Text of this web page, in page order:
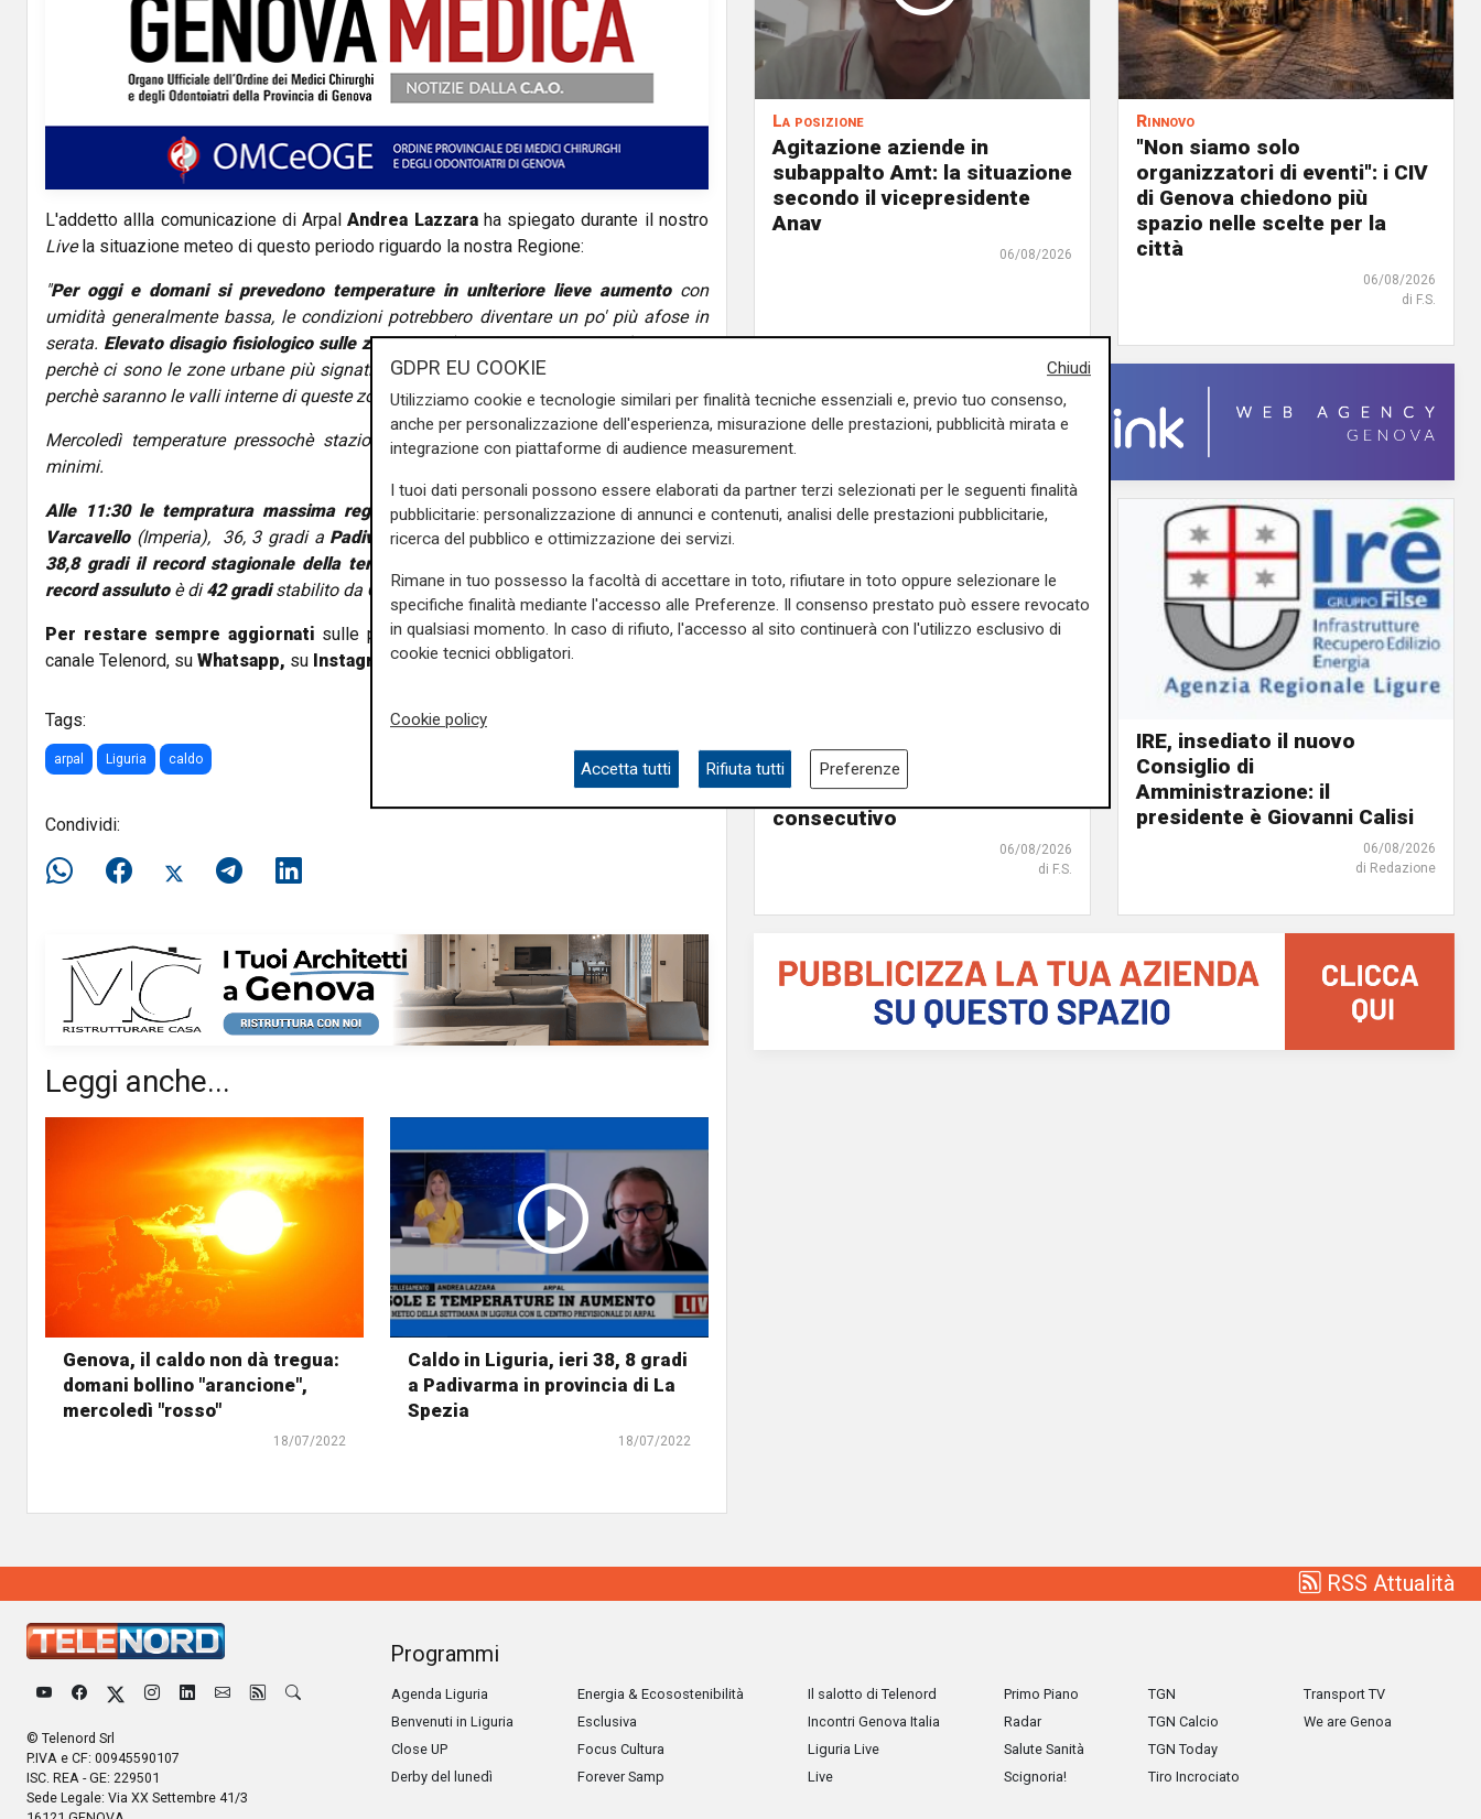
d
e
o
L'addetto allla comunicazione di ArpalAndrea Lazzaraha spiegato durante il nostro
Live la situazione meteo di questo periodo riguardo la nostra Regione:
"Per oggi e domani si prevedono temperature in unlteriore lieve aumentocon
umidità generalmente bassa, le condizioni potrebbero diventare un po' più afose in
serata. Elevato disagio fisiologico sulle zone ABC (quasi tutta la regione)non solo
perchè ci sono le zone urbane più signative del nostro territorio regionale ma anche
perchè saranno le valli interne di queste zone a risentirne maggiormente.
Mercoledì temperature pressochè stazionarie con un lieve calo specie nei valori
minimi.
Alle 11:30 le tempratura massima registrata era di 37 gradi a Diano Castello
Varcavello(Imperia), 36, 3 gradi a Padivarma( La Spezia) che ieriha battuto con
38,8 gradi il record stagionale della temperatura più elevata del 2022
record assulutoè di42 gradistabilito da Castelnuovo Magra(La Spezia)".
Per restare sempre aggiornati sulle principali notizie sulla Liguria seguiteci sul
canale Telenord, su Whatsapp, su Instagram,suYoutubee suFacebook
Tags:
arpal Liguria caldo
Condividi:
Leggi anche...
Genova, il caldo non dà tregua:
domani bollino "arancione",
mercoledì "rosso"
18/07/2022
Caldo in Liguria, ieri 38, 8 gradi
a Padivarma in provincia di La
Spezia
18/07/2022
La posizione
Agitazione aziende in
subappalto Amt: la situazione
secondo il vicepresidente
Anav
06/08/2026
Rinnovo
"Non siamo solo
organizzatori di eventi": i CIV
di Genova chiedono più
spazio nelle scelte per la
città
06/08/2026
di F.S.
Caldo in Liguria, bollino rosso
anche sabato: settimo giorno
consecutivo
06/08/2026
di F.S.
IRE, insediato il nuovo
Consiglio di
Amministrazione: il
presidente è Giovanni Calisi
06/08/2026
di Redazione
RSS Attualità
© Telenord Srl
P.IVA e CF: 00945590107
ISC. REA - GE: 229501
Sede Legale: Via XX Settembre 41/3
Programmi
Agenda Liguria
Benvenuti in Liguria
Close UP
Derby del lunedì
Energia & Ecosostenibilità
Esclusiva
Focus Cultura
Forever Samp
Il salotto di Telenord
Incontri Genova Italia
Liguria Live
Live
Primo Piano
Radar
Salute Sanità
Scignoria!
TGN
TGN Calcio
TGN Today
Tiro Incrociato
Transport TV
We are Genoa
Chiudi
GDPR EU COOKIE
Utilizziamo cookie e tecnologie similari per finalità tecniche essenziali e, previo tuo consenso,
anche per personalizzazione dell'esperienza, misurazione delle prestazioni, pubblicità mirata e
integrazione con piattaforme di audience measurement.
I tuoi dati personali possono essere elaborati da partner terzi selezionati per le seguenti finalità
pubblicitarie: personalizzazione di annunci e contenuti, analisi delle prestazioni pubblicitarie,
ricerca del pubblico e ottimizzazione dei servizi.
Rimane in tuo possesso la facoltà di accettare in toto, rifiutare in toto oppure selezionare le
specifiche finalità mediante l'accesso alle Preferenze. Il consenso prestato può essere revocato
in qualsiasi momento. In caso di rifiuto, l'accesso al sito continuerà con l'utilizzo esclusivo di
cookie tecnici obbligatori.
Cookie policy
Accetta tutti Rifiuta tutti Preferenze